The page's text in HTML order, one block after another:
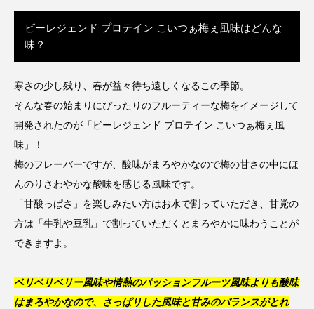
ビーレジェンド プロテイン こいつぁ梅ぇ風味はどんな
味？
寒さの少し残り、春が益々待ち遠しくなるこの季節。
そんな春の始まりにぴったりのフルーティーな梅をイメージして
開発されたのが「ビーレジェンド プロテイン こいつぁ梅ぇ風
味」！
梅のフレーバーですが、酸味がまろやかなので梅の甘さの中にほ
んのりさわやかな酸味を感じる風味です。
「甘酸っぱさ」を楽しみたい方はお水で割っていただき、甘党の
方は「牛乳や豆乳」で割っていただくとまろやかに味わうことが
できますよ。
ベリベリベリー風味や情熱のパッションフルーツ風味よりも酸味
はまろやかなので、さっぱりした風味と甘みのバランスがとれ